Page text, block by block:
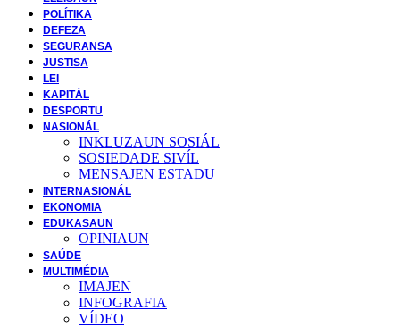
POLÍTIKA
DEFEZA
SEGURANSA
JUSTISA
LEI
KAPITÁL
DESPORTU
NASIONÁL
INKLUZAUN SOSIÁL
SOSIEDADE SIVĺL
MENSAJEN ESTADU
INTERNASIONÁL
EKONOMIA
EDUKASAUN
OPINIAUN
SAÚDE
MULTIMÉDIA
IMAJEN
INFOGRAFIA
VÍDEO